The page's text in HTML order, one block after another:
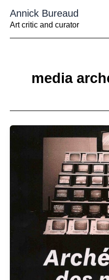
contenu
Annick Bureaud
Art critic and curator
media